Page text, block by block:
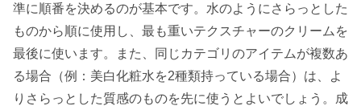
準に順番を決めるのが基本です。水のようにさらっとした
ものから順に使用し、最も重いテクスチャーのクリームを
最後に使います。また、同じカテゴリのアイテムが複数あ
る場合（例：美白化粧水を2種類持っている場合）は、よ
りさらっとした質感のものを先に使うとよいでしょう。成